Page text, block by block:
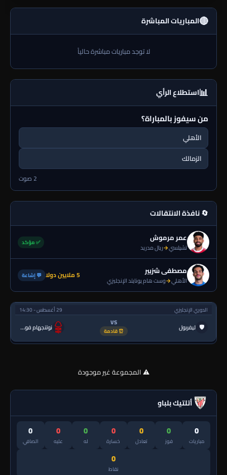
🔴المباريات المباشرة
لا توجد مباريات مباشرة حالياً
📊استطلاع الرأي
من سيفوز بالمباراة؟
الأهلي
الزمالك
2 صوت
🔄 نافذة الانتقالات
عمر مرموش
تشيلسي→ريال مدريد
✅ مؤكد
مصطفى شزبير
الأهلي→وست هام يونايتد الإنجليزي 5 ملايين دولا 💬 إشاعة
الدوري الإنجليزي 29 أغسطس - 14:30
🛡 ليفربول VS
⏰ قادمة نوتنجهام فورست
⚠️ المجموعة غير موجودة
أتلتيك بلباو
0
مباريات
0
فوز
0
تعادل
0
خسارة
0
له
0
عليه
0
الصافي
0
نقاط